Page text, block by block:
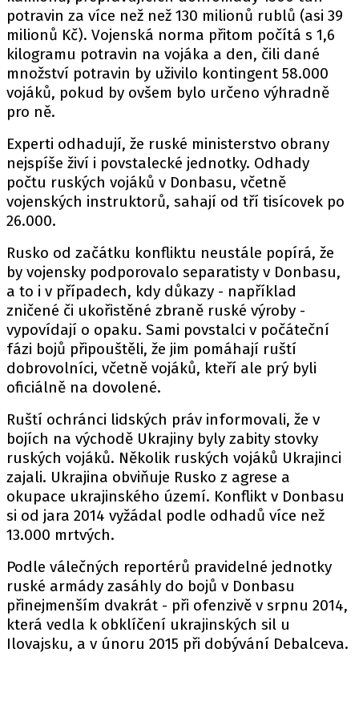
potravin za více než než 130 milionů rublů (asi 39
milionů Kč). Vojenská norma přitom počítá s 1,6
kilogramu potravin na vojáka a den, čili dané
množství potravin by uživilo kontingent 58.000
vojáků, pokud by ovšem bylo určeno výhradně
pro ně.
Experti odhadují, že ruské ministerstvo obrany
nejspíše živí i povstalecké jednotky. Odhady
počtu ruských vojáků v Donbasu, včetně
vojenských instruktorů, sahají od tří tisícovek po
26.000.
Rusko od začátku konfliktu neustále popírá, že
by vojensky podporovalo separatisty v Donbasu,
a to i v případech, kdy důkazy - například
zničené či ukořistěné zbraně ruské výroby -
vypovídají o opaku. Sami povstalci v počáteční
fázi bojů připouštěli, že jim pomáhají ruští
dobrovolníci, včetně vojáků, kteří ale prý byli
oficiálně na dovolené.
Ruští ochránci lidských práv informovali, že v
bojích na východě Ukrajiny byly zabity stovky
ruských vojáků. Několik ruských vojáků Ukrajinci
zajali. Ukrajina obviňuje Rusko z agrese a
okupace ukrajinského území. Konflikt v Donbasu
si od jara 2014 vyžádal podle odhadů více než
13.000 mrtvých.
Podle válečných reportérů pravidelné jednotky
ruské armády zasáhly do bojů v Donbasu
přinejmenším dvakrát - při ofenzivě v srpnu 2014,
která vedla k obklíčení ukrajinských sil u
Ilovajsku, a v únoru 2015 při dobývání Debalceva.